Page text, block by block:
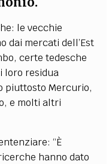
le vecchie
dai mercati dell’Est
certe tedesche
loro residua
piuttosto Mercurio,
e molti altri
“È
hanno dato